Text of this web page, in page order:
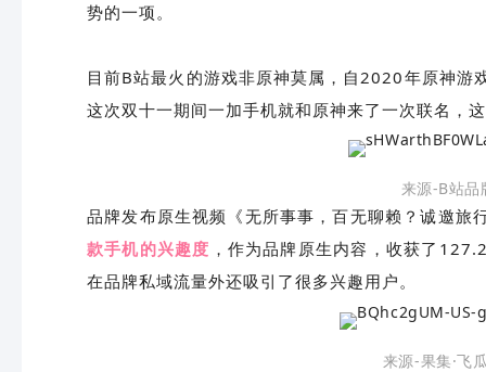
势的一项。
目前B站最火的游戏非原神莫属，自2020年原神游
这次双十一期间一加手机就和原神来了一次联名，
来源-B站
品牌发布原生视频《无所事事，百无聊赖？诚邀旅
款手机的兴趣度 ，作为品牌原生内容，收获了
在品牌私域流量外还吸引了很多兴趣用户。
来源-果集·飞